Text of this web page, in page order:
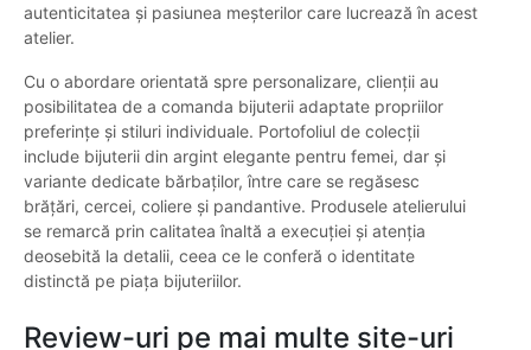
autenticitatea și pasiunea meșterilor care lucrează în acest
atelier.
Cu o abordare orientată spre personalizare, clienții au
posibilitatea de a comanda bijuterii adaptate propriilor
preferințe și stiluri individuale. Portofoliul de colecții
include bijuterii din argint elegante pentru femei, dar și
variante dedicate bărbaților, între care se regăsesc
brățări, cercei, coliere și pandantive. Produsele atelierului
se remarcă prin calitatea înaltă a execuției și atenția
deosebită la detalii, ceea ce le conferă o identitate
distinctă pe piața bijuteriilor.
Review-uri pe mai multe site-uri